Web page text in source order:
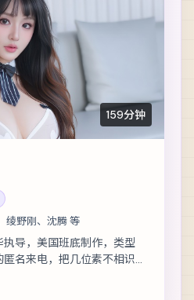
159分钟
绫野刚、沈腾 等
执导，美国班底制作，类型
名来电，把几位素不相识
。群戏调度成熟，配角...